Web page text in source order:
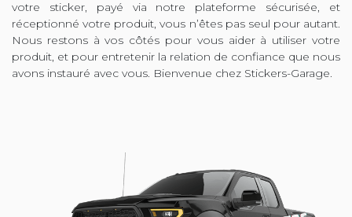
votre sticker, payé via notre plateforme sécurisée, et
réceptionné votre produit, vous n’êtes pas seul pour autant.
Nous restons à vos côtés pour vous aider à utiliser votre
produit, et pour entretenir la relation de confiance que nous
avons instauré avec vous. Bienvenue chez Stickers-Garage.